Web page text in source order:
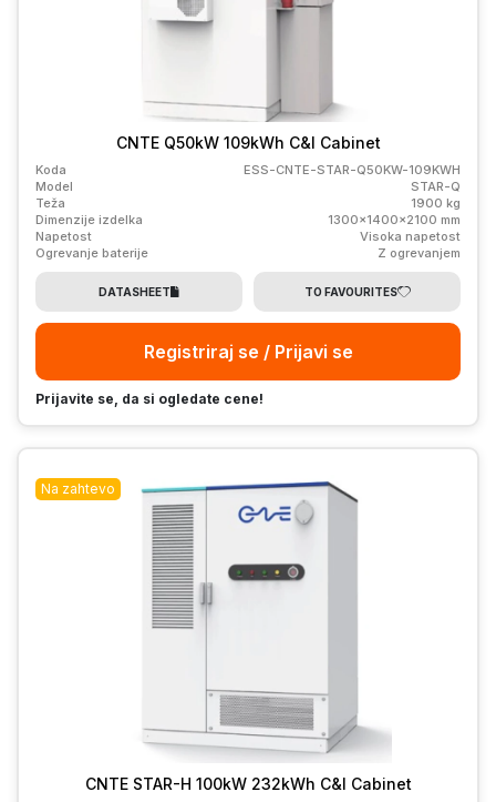
CNTE Q50kW 109kWh C&I Cabinet
Koda
ESS-CNTE-STAR-Q50KW-109KWH
Model
STAR-Q
Teža
1900 kg
Dimenzije izdelka
1300x1400x2100 mm
Napetost
Visoka napetost
Ogrevanje baterije
Z ogrevanjem
DATASHEET TO FAVOURITES
Registriraj se / Prijavi se
Prijavite se, da si ogledate cene!
Na zahtevo
CNTE STAR-H 100kW 232kWh C&I Cabinet